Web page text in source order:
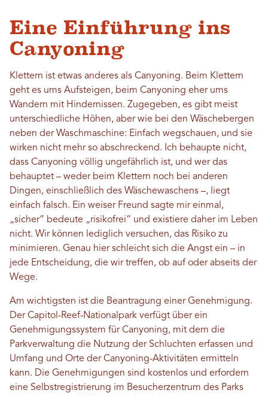
Eine Einführung ins
Canyoning
Klettern ist etwas anderes als Canyoning. Beim Klettern
geht es ums Aufsteigen, beim Canyoning eher ums
Wandern mit Hindernissen. Zugegeben, es gibt meist
unterschiedliche Höhen, aber wie bei den Wäschebergen
neben der Waschmaschine: Einfach wegschauen, und sie
wirken nicht mehr so ​​abschreckend. Ich behaupte nicht,
dass Canyoning völlig ungefährlich ist, und wer das
behauptet – weder beim Klettern noch bei anderen
Dingen, einschließlich des Wäschewaschens –, liegt
einfach falsch. Ein weiser Freund sagte mir einmal,
„sicher“ bedeute „risikofrei“ und existiere daher im Leben
nicht. Wir können lediglich versuchen, das Risiko zu
minimieren. Genau hier schleicht sich die Angst ein – in
jede Entscheidung, die wir treffen, ob auf oder abseits der
Wege.
Am wichtigsten ist die Beantragung einer Genehmigung.
Der Capitol-Reef-Nationalpark verfügt über ein
Genehmigungssystem für Canyoning, mit dem die
Parkverwaltung die Nutzung der Schluchten erfassen und
Umfang und Orte der Canyoning-Aktivitäten ermitteln
kann. Die Genehmigungen sind kostenlos und erfordern
eine Selbstregistrierung im Besucherzentrum des Parks